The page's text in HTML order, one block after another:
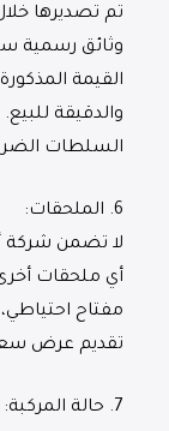
وثائق رسمية
القيمة
والدقيقة
السلطات
6. الملحقات:
لا تضمن شركة
أي ملحقات
مفتاح
تقديم عرض
7. حالة المركبة: